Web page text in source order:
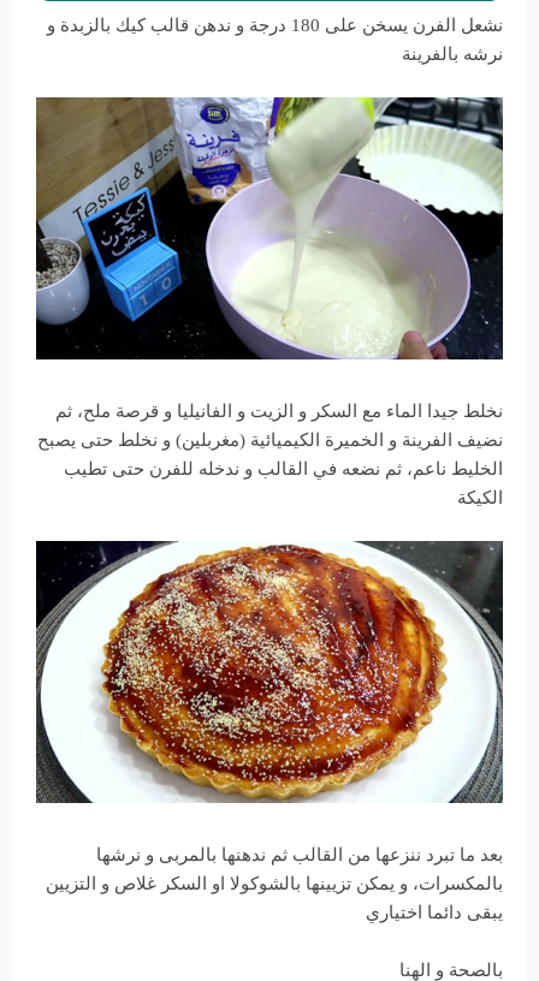
نشعل الفرن يسخن على 180 درجة و ندهن قالب كيك بالزبدة و
نرشه بالفرينة
نخلط جيدا الماء مع السكر و الزيت و الفانيليا و قرصة ملح، ثم
نضيف الفرينة و الخميرة الكيميائية (مغربلين) و نخلط حتى يصبح
الخليط ناعم، ثم نضعه في القالب و ندخله للفرن حتى تطيب
الكيكة
بعد ما تبرد ننزعها من القالب ثم ندهنها بالمربى و نرشها
بالمكسرات، و يمكن تزيينها بالشوكولا او السكر غلاص و التزيين
يبقى دائما اختياري
بالصحة و الهنا